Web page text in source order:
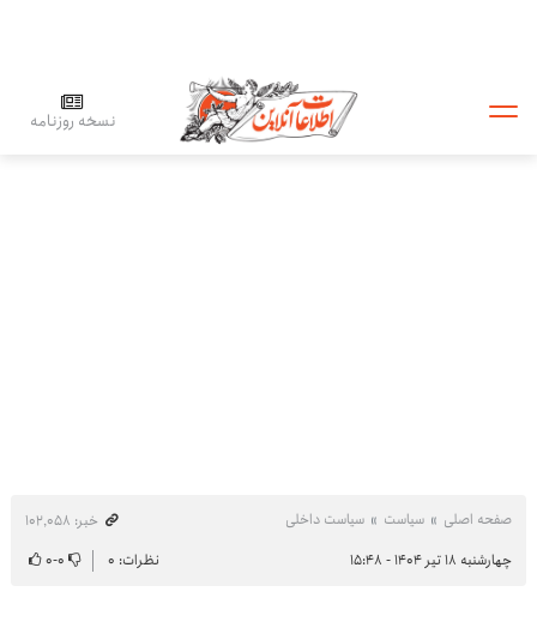
نسخه روزنامه
صفحه اصلی سیاست سیاست داخلی
خبر: ۱۰۲٬۰۵۸
چهارشنبه ۱۸ تیر ۱۴۰۴ - ۱۵:۴۸
نظرات: ۰ ۰-۰